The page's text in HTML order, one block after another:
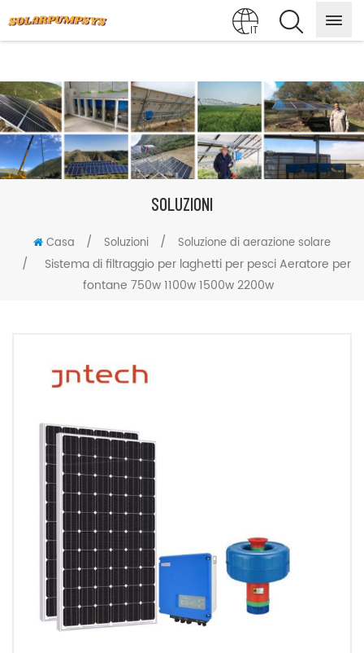
IT
SOLUZIONI
Casa / Soluzioni / Soluzione di aerazione solare
/
Sistema di filtraggio per laghetti per pesci Aeratore per
fontane 750w 1100w 1500w 2200w